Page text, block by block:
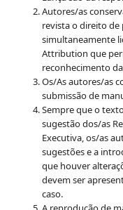
Autores/as
revista o direito
simultaneamente
Attribution que
reconhecimento
Os/As autores/as
submissão de
Sempre que o
sugestão dos/as
Executiva, os/as
sugestões e a
que houver
devem ser
caso.